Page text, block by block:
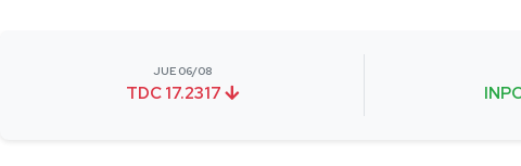
JUE 06/08
TDC 17.2317